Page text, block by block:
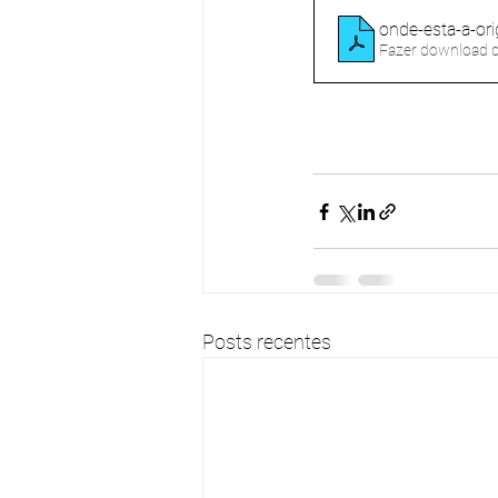
onde-esta-a-
Fazer download
Posts recentes